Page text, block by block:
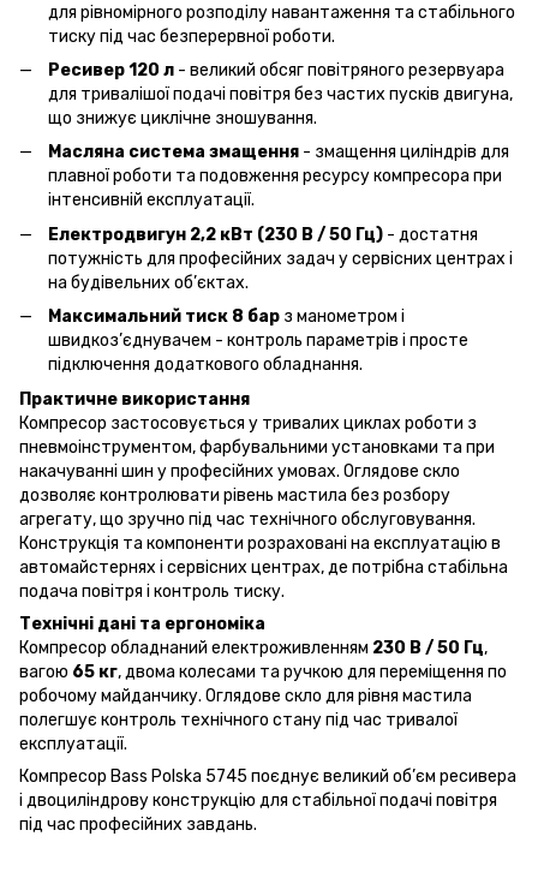
для рівномірного розподілу навантаження та стабільного
тиску під час безперервної роботи.
Ресивер 120 л - великий обсяг повітряного резервуара
для тривалішої подачі повітря без частих пусків двигуна,
що знижує циклічне зношування.
Масляна система змащення - змащення циліндрів для
плавної роботи та подовження ресурсу компресора при
інтенсивній експлуатації.
Електродвигун 2,2 кВт (230 В / 50 Гц) - достатня
потужність для професійних задач у сервісних центрах і
на будівельних об’єктах.
Максимальний тиск 8 бар з манометром і
швидкоз’єднувачем - контроль параметрів і просте
підключення додаткового обладнання.
Практичне використання
Компресор застосовується у тривалих циклах роботи з
пневмоінструментом, фарбувальними установками та при
накачуванні шин у професійних умовах. Оглядове скло
дозволяє контролювати рівень мастила без розбору
агрегату, що зручно під час технічного обслуговування.
Конструкція та компоненти розраховані на експлуатацію в
автомайстернях і сервісних центрах, де потрібна стабільна
подача повітря і контроль тиску.
Технічні дані та ергономіка
Компресор обладнаний електроживленням 230 В / 50 Гц,
вагою 65 кг, двома колесами та ручкою для переміщення по
робочому майданчику. Оглядове скло для рівня мастила
полегшує контроль технічного стану під час тривалої
експлуатації.
Компресор Bass Polska 5745 поєднує великий об’єм ресивера
і двоциліндрову конструкцію для стабільної подачі повітря
під час професійних завдань.